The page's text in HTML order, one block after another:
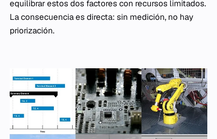
equilibrar estos dos factores con recursos limitados.
La consecuencia es directa: sin medición, no hay
priorización.